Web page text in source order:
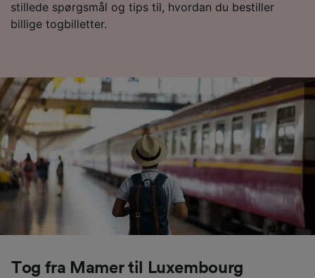
stillede spørgsmål og tips til, hvordan du bestiller
billige togbilletter.
Tog fra Mamer til Luxembourg
Vi og vores partnere behandler data for at
levere:
Opbevare og/eller tilgå oplysninger på en
enhed. Tilpasset annoncering og indhold,
annoncerings- og indholdsmåling,
målgruppeundersøgelser og udvikling af
tjenester.
Liste over partnere (leverandører)